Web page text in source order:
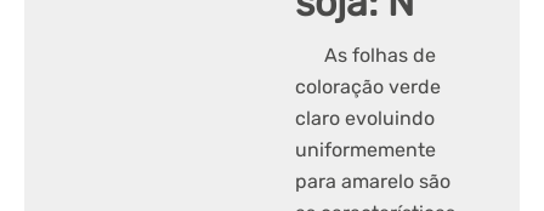
As folhas de
coloração verde
claro evoluindo
uniformemente
para amarelo são